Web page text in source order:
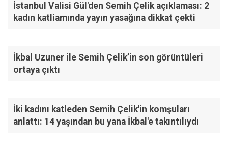
İstanbul Valisi Gül'den Semih Çelik açıklaması: 2
kadın katliamında yayın yasağına dikkat çekti
İkbal Uzuner ile Semih Çelik’in son görüntüleri
ortaya çıktı
İki kadını katleden Semih Çelik'in komşuları
anlattı: 14 yaşından bu yana İkbal'e takıntılıydı